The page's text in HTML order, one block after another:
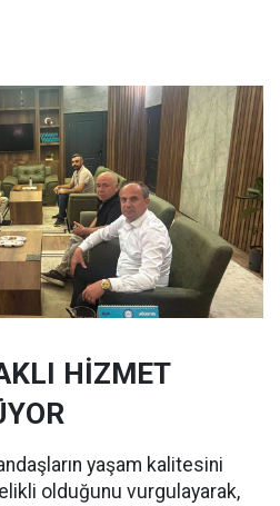
HİZMET
yaşam kalitesini
olduğunu vurgulayarak,